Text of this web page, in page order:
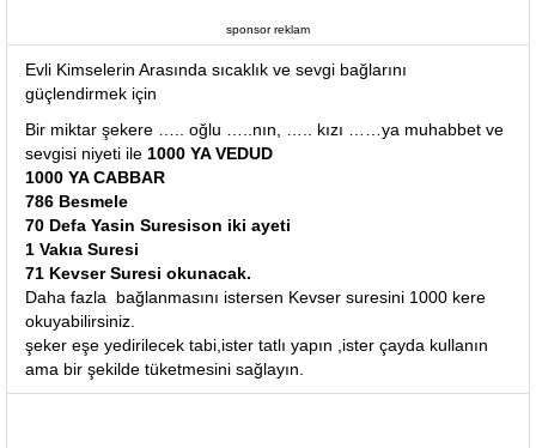
sponsor reklam
Evli Kimselerin Arasında sıcaklık ve sevgi bağlarını
güçlendirmek için
Bir miktar şekere ….. oğlu …..nın, ….. kızı ……ya muhabbet ve
sevgisi niyeti ile 1000 YA VEDUD
1000 YA CABBAR
786 Besmele
70 Defa Yasin Suresison iki ayeti
1 Vakıa Suresi
71 Kevser Suresi okunacak.
Daha fazla bağlanmasını istersen Kevser suresini 1000 kere
okuyabilirsiniz.
şeker eşe yedirilecek tabi,ister tatlı yapın ,ister çayda kullanın
ama bir şekilde tüketmesini sağlayın.